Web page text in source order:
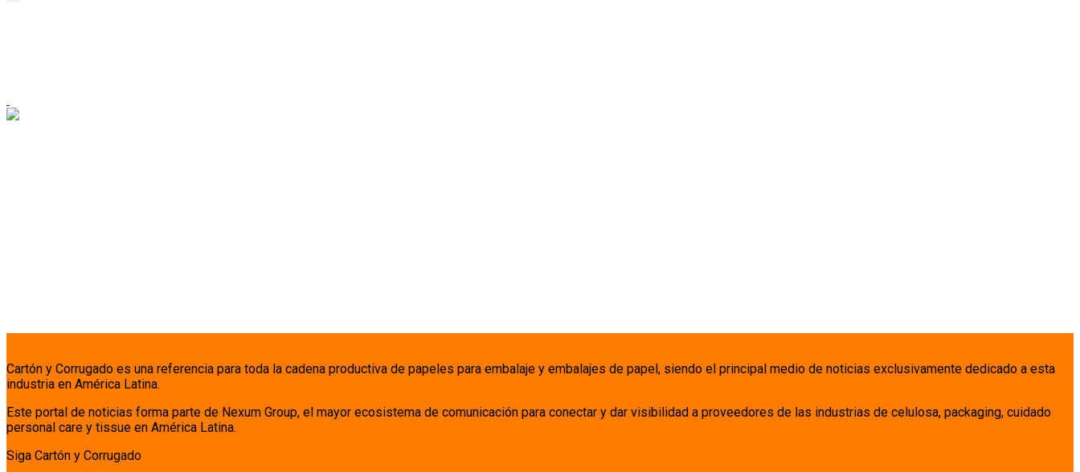
Cartón y Corrugado es una referencia para toda la cadena productiva de papeles para embalaje y embalajes de papel, siendo el principal medio de noticias exclusivamente dedicado a esta
industria en América Latina.
Este portal de noticias forma parte de Nexum Group, el mayor ecosistema de comunicación para conectar y dar visibilidad a proveedores de las industrias de celulosa, packaging, cuidado
personal care y tissue en América Latina.
Siga Cartón y Corrugado